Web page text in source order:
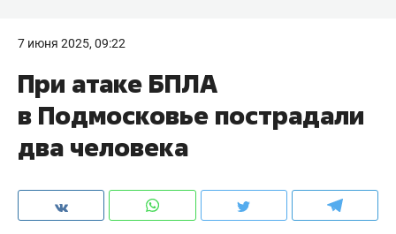
7 июня 2025, 09:22
При атаке БПЛА
в Подмосковье пострадали
два человека